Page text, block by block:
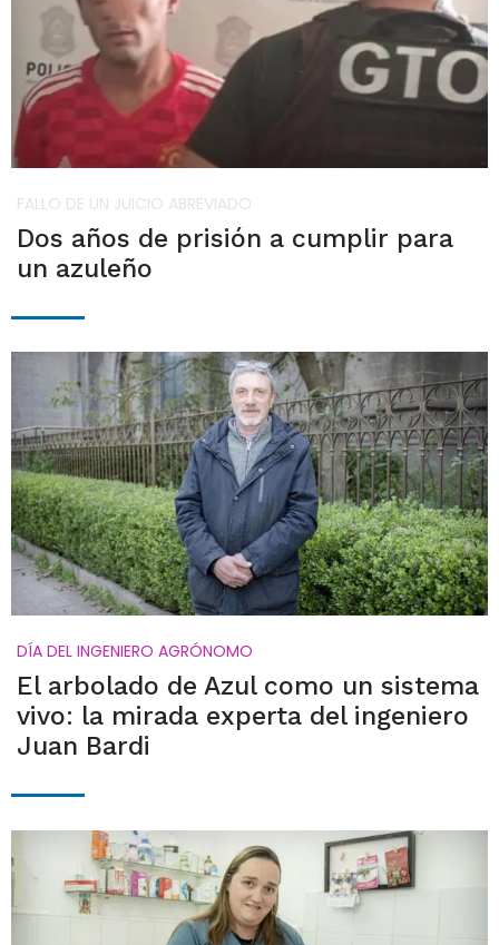
FALLO DE UN JUICIO ABREVIADO
Dos años de prisión a cumplir para
un azuleño
DÍA DEL INGENIERO AGRÓNOMO
El arbolado de Azul como un sistema
vivo: la mirada experta del ingeniero
Juan Bardi